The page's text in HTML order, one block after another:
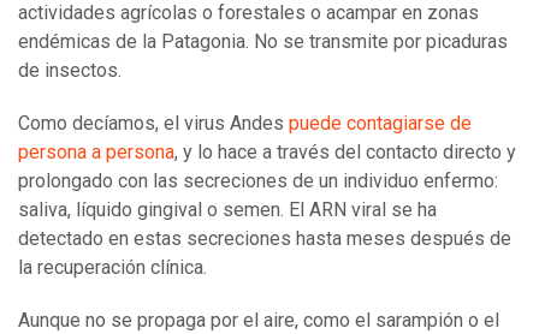
actividades agrícolas o forestales o acampar en zonas
endémicas de la Patagonia. No se transmite por picaduras
de insectos.
Como decíamos, el virus Andes puede contagiarse de
persona a persona, y lo hace a través del contacto directo y
prolongado con las secreciones de un individuo enfermo:
saliva, líquido gingival o semen. El ARN viral se ha
detectado en estas secreciones hasta meses después de
la recuperación clínica.
Aunque no se propaga por el aire, como el sarampión o el